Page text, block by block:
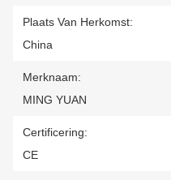
Plaats Van Herkomst:
China
Merknaam:
MING YUAN
Certificering:
CE